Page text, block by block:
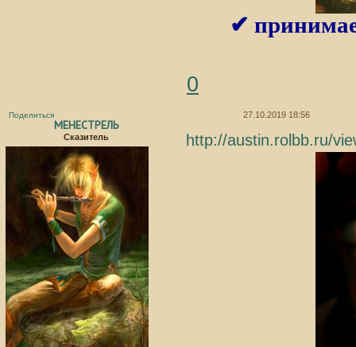
✔
0
Поделиться 27.10.2019 18:56
МЕНЕСТРЕЛЬ
Сказитель http://austin.rolbb.ru/